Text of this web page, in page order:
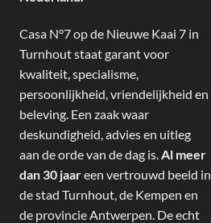
Casa N°7 op de Nieuwe Kaai 7 in
Turnhout staat garant voor
kwaliteit, specialisme,
persoonlijkheid, vriendelijkheid en
beleving. Een zaak waar
deskundigheid, advies en uitleg
aan de orde van de dag is.Al meer
dan 30 jaareen vertrouwd beeld in
de stad Turnhout, de Kempen en
de provincie Antwerpen. De echt